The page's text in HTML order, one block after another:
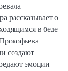
рассказывает о
в беде
создают
эмоции